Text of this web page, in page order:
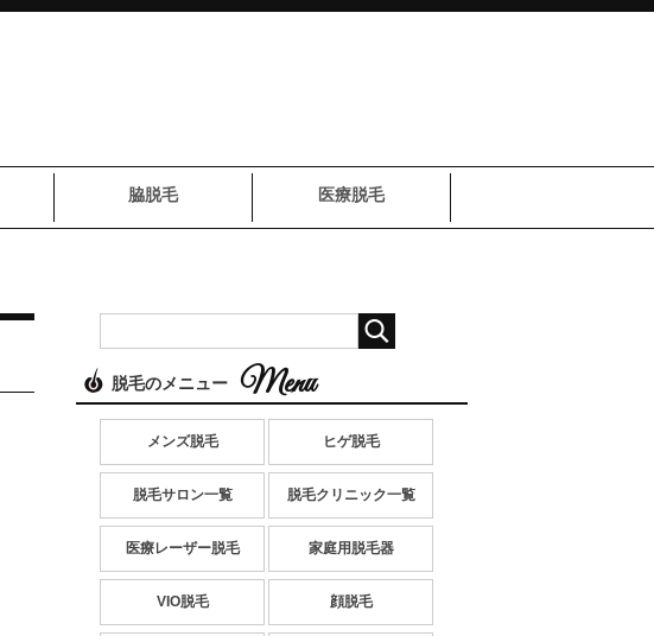
脇脱毛 医療脱毛
脱毛のメニュー
メンズ脱毛 ヒゲ脱毛
脱毛サロン一覧 脱毛クリニック一覧
医療レーザー脱毛 家庭用脱毛器
VIO脱毛 顔脱毛